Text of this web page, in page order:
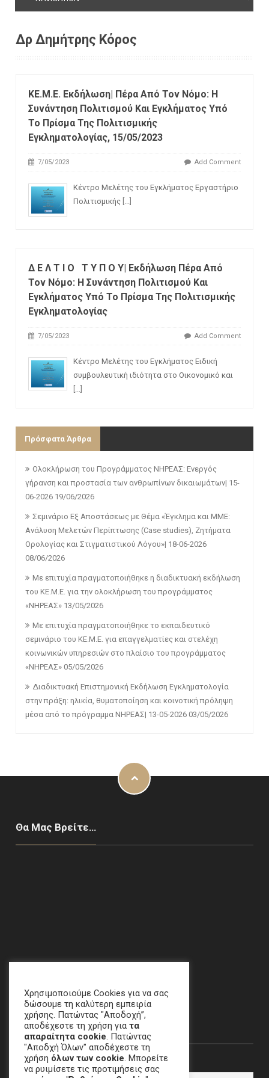
Δρ Δημήτρης Κόρος
KE.M.E. Εκδήλωση| Πέρα Από Τον Νόμο: H
Συνάντηση Πολιτισμού Και Εγκλήματος Υπό
Το Πρίσμα Της Πολιτισμικής
Εγκληματολογίας, 15/05/2023
7/05/2023 Add Comment
Κέντρο Μελέτης του Εγκλήματος Εργαστήριο
Πολιτισμικής [...]
Δ Ε Λ Τ Ι Ο Τ Υ Π Ο Υ| Εκδήλωση Πέρα Από
Τον Νόμο: H Συνάντηση Πολιτισμού Και
Εγκλήματος Υπό Το Πρίσμα Της Πολιτισμικής
Εγκληματολογίας
7/05/2023 Add Comment
Κέντρο Μελέτης του Εγκλήματος Ειδική
συμβουλευτική ιδιότητα στο Οικονομικό και
[...]
Πρόσφατα Άρθρα
Ολοκλήρωση του Προγράμματος ΝΗΡΕΑΣ: Ενεργός
γήρανση και προστασία των ανθρωπίνων δικαιωμάτων| 15-
06-2026 19/06/2026
Σεμινάριο Εξ Αποστάσεως με Θέμα «Έγκλημα και ΜΜΕ:
Ανάλυση Μελετών Περίπτωσης (Case studies), Ζητήματα
Ορολογίας και Στιγματιστικού Λόγου»| 18-06-2026
08/06/2026
Με επιτυχία πραγματοποιήθηκε η διαδικτυακή εκδήλωση
του ΚΕ.Μ.Ε. για την ολοκλήρωση του προγράμματος
«ΝΗΡΕΑΣ» 13/05/2026
Με επιτυχία πραγματοποιήθηκε το εκπαιδευτικό
σεμινάριο του ΚΕ.Μ.Ε. για επαγγελματίες και στελέχη
κοινωνικών υπηρεσιών στο πλαίσιο του προγράμματος
«ΝΗΡΕΑΣ» 05/05/2026
Διαδικτυακή Επιστημονική Εκδήλωση Εγκληματολογία
στην πράξη: ηλικία, θυματοποίηση και κοινοτική πρόληψη
μέσα από το πρόγραμμα ΝΗΡΕΑΣ| 13-05-2026 03/05/2026
Θα Μας Βρείτε…
email:crime[at]e-keme[dot]gr
Newsletter
Email
Χρησιμοποιούμε Cookies για να σας
δώσουμε τη καλύτερη εμπειρία
χρήσης. Πατώντας "Αποδοχή”,
αποδέχεστε τη χρήση για τα
απαραίτητα cookie. Πατώντας
"Αποδχή Όλων" αποδέχεστε τη
χρήση όλων των cookie. Μπορείτε
να ρυιμίσετε τις προτιμήσεις σας